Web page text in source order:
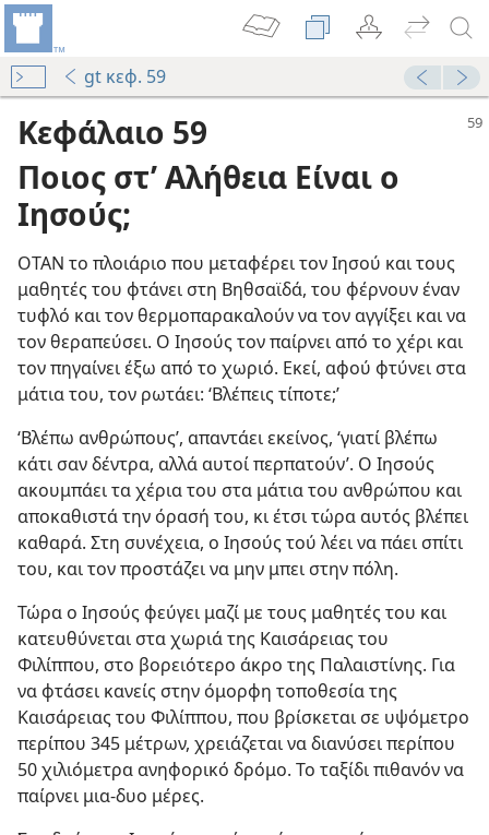
gt κεφ. 59
Κεφάλαιο 59
Ποιος στ’ Αλήθεια Είναι ο
Ιησούς;
ΟΤΑΝ το πλοιάριο που μεταφέρει τον Ιησού και τους
μαθητές του φτάνει στη Βηθσαϊδά, του φέρνουν έναν
τυφλό και τον θερμοπαρακαλούν να τον αγγίξει και να
τον θεραπεύσει. Ο Ιησούς τον παίρνει από το χέρι και
τον πηγαίνει έξω από το χωριό. Εκεί, αφού φτύνει στα
μάτια του, τον ρωτάει: ‘Βλέπεις τίποτε;’
‘Βλέπω ανθρώπους’, απαντάει εκείνος, ‘γιατί βλέπω
κάτι σαν δέντρα, αλλά αυτοί περπατούν’. Ο Ιησούς
ακουμπάει τα χέρια του στα μάτια του ανθρώπου και
αποκαθιστά την όρασή του, κι έτσι τώρα αυτός βλέπει
καθαρά. Στη συνέχεια, ο Ιησούς τού λέει να πάει σπίτι
του, και τον προστάζει να μην μπει στην πόλη.
Τώρα ο Ιησούς φεύγει μαζί με τους μαθητές του και
κατευθύνεται στα χωριά της Καισάρειας του
Φιλίππου, στο βορειότερο άκρο της Παλαιστίνης. Για
να φτάσει κανείς στην όμορφη τοποθεσία της
Καισάρειας του Φιλίππου, που βρίσκεται σε υψόμετρο
περίπου 345 μέτρων, χρειάζεται να διανύσει περίπου
50 χιλιόμετρα ανηφορικό δρόμο. Το ταξίδι πιθανόν να
παίρνει μια-δυο μέρες.